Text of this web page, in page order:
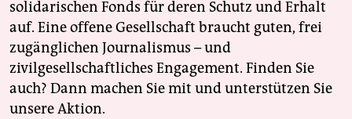
solidarischen Fonds für deren Schutz und Erhalt
auf. Eine offene Gesellschaft braucht guten, frei
zugänglichen Journalismus – und
zivilgesellschaftliches Engagement. Finden Sie
auch? Dann machen Sie mit und unterstützen Sie
unsere Aktion.